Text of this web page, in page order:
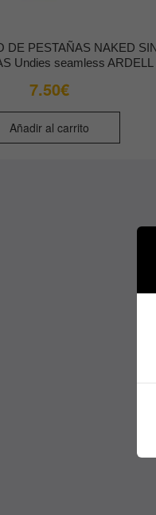
DE PESTAÑAS NAKED
Undies seamless ARDELL
7.50€
Añadir al carrito